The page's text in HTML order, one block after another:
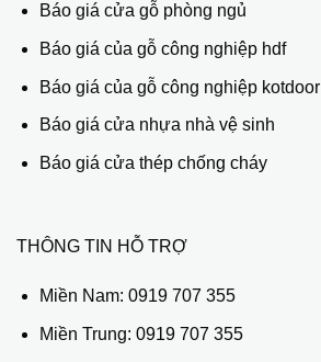
Báo giá cửa gỗ phòng ngủ
Báo giá của gỗ công nghiệp hdf
Báo giá của gỗ công nghiệp kotdoor
Báo giá cửa nhựa nhà vệ sinh
Báo giá cửa thép chống cháy
THÔNG TIN HỖ TRỢ
Miền Nam: 0919 707 355
Miền Trung: 0919 707 355